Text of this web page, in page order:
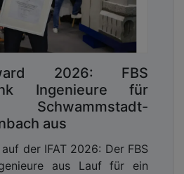
2026: FBS
Ingenieure für
Schwammstadt-
aus
der IFAT 2026: Der FBS
aus Lauf für ein